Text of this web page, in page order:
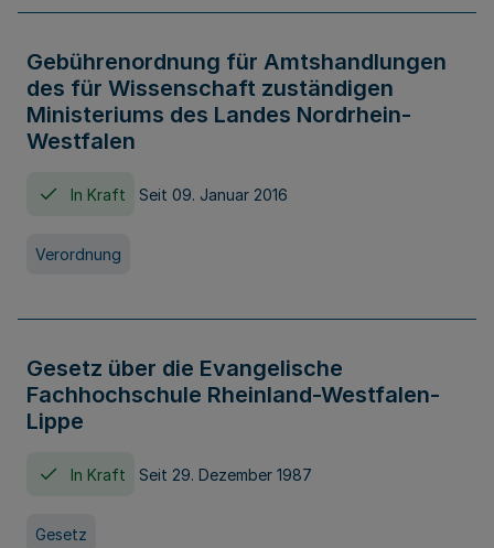
Gebührenordnung für Amtshandlungen
des für Wissenschaft zuständigen
Ministeriums des Landes Nordrhein-
Westfalen
In Kraft Seit 09. Januar 2016
Verordnung
Gesetz über die Evangelische
Fachhochschule Rheinland-Westfalen-
Lippe
In Kraft Seit 29. Dezember 1987
Gesetz